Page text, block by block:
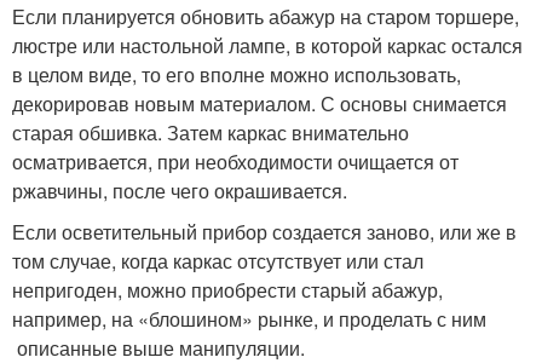
Если планируется обновить абажур на старом торшере,
люстре или настольной лампе, в которой каркас остался
в целом виде, то его вполне можно использовать,
декорировав новым материалом. С основы снимается
старая обшивка. Затем каркас внимательно
осматривается, при необходимости очищается от
ржавчины, после чего окрашивается.
Если осветительный прибор создается заново, или же в
том случае, когда каркас отсутствует или стал
непригоден, можно приобрести старый абажур,
например, на «блошином» рынке, и проделать с ним
описанные выше манипуляции.